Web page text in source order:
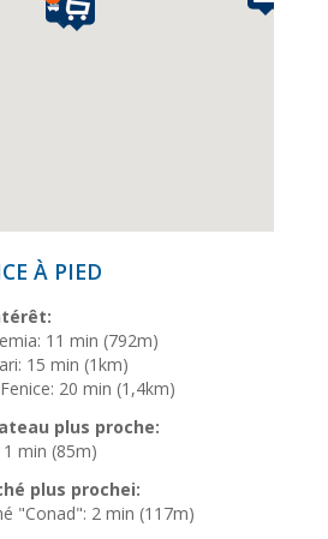
À PIED
11 min (792m)
15 min (1km)
20 min (1,4km)
plus proche:
min (85m)
plus prochei:
"Conad": 2 min (117m)